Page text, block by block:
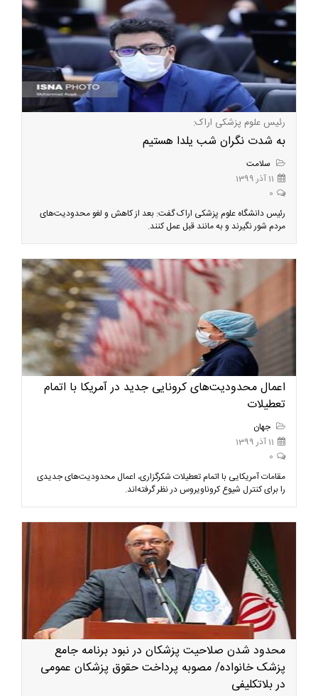
رئیس علوم پزشکی اراک:
به شدت نگران شب یلدا هستیم
سلامت
11 آذر 1399
0
رئیس دانشگاه علوم پزشکی اراک گفت: بعد از کاهش و لغو محدودیت‌های
مردم شور نگیرند و به مانند قبل عمل کنند.
اعمال محدودیت‌های کرونایی جدید در آمریکا با اتمام
تعطیلات
جهان
11 آذر 1399
0
مقامات آمریکایی با اتمام تعطیلات شکرگزاری، اعمال محدودیت‌های جدیدی
را برای کنترل شیوع کروناویروس در نظر گرفته‌اند.
محدود شدن صلاحیت پزشکان در نبود برنامه جامع
پزشک خانواده/ مصوبه پرداخت حقوق پزشکان عمومی
در بلاتکلیفی